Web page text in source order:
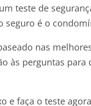
teste de
seguro é o
nas
às perguntas
e faça o teste agora